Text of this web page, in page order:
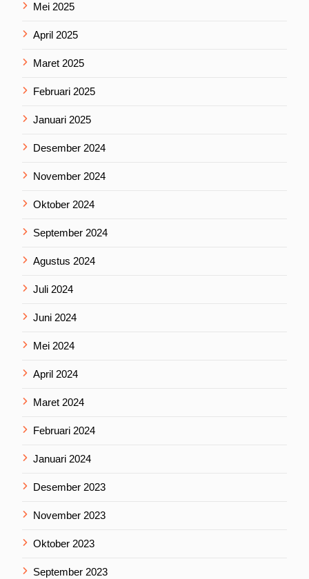
Mei 2025
April 2025
Maret 2025
Februari 2025
Januari 2025
Desember 2024
November 2024
Oktober 2024
September 2024
Agustus 2024
Juli 2024
Juni 2024
Mei 2024
April 2024
Maret 2024
Februari 2024
Januari 2024
Desember 2023
November 2023
Oktober 2023
September 2023